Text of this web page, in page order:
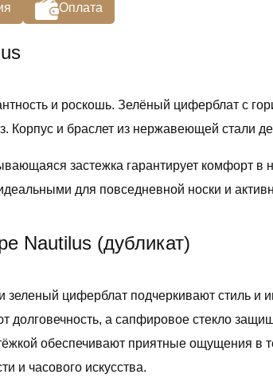
Оплата
и роскошь. Зелёный циферблат с
и браслет из нержавеющей стали
застежка гарантирует
для повседневной носки и
Nautilus (дубликат)
зеленый циферблат подчеркивают стиль и
долговечность, а сапфировое стекло
обеспечивают приятные ощущения в
и часового искусства.